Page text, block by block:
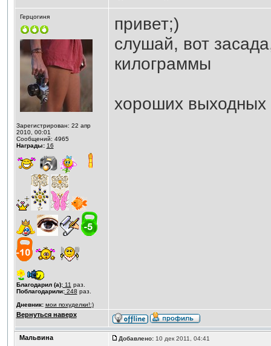
Герцогиня
Зарегистрирован: 22 апр
2010, 00:01
Сообщений: 4965
Награды: 16
Благодарил (а):11 раз.
Поблагодарили:248 раз.
Дневник: мои похуделки!:)
привет;)
слушай, вот
килограммы
хороших
Вернуться наверх
Мальвина Добавлено:10 дек 2011, 04:41